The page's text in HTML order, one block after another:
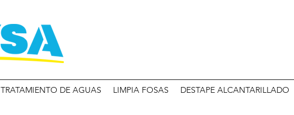
TRATAMIENTO DE AGUAS LIMPIA FOSAS DESTAPE ALCANTARILLADO